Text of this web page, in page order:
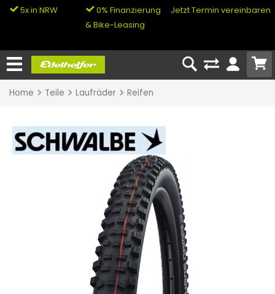
5x in NRW
0% Finanzierung
& Bike-Leasing
Jetzt Termin vereinbaren
Home Teile Laufräder Reifen